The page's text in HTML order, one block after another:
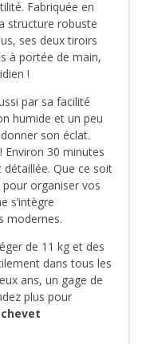
Fabriquée en
structure robuste
ses deux tiroirs
à portée de main,
!
par sa facilité
humide et un peu
son éclat.
Environ 30 minutes
Que ce soit
organiser vos
s’intègre
modernes.
de 11 kg et des
dans tous les
ans, un gage de
plus pour
chevet